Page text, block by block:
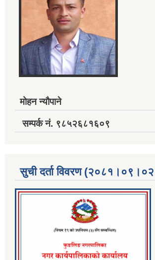
मोहन न्यौपाने
सम्पर्क नं. ९८५२६८१६०९
सुची दर्ता विवरण